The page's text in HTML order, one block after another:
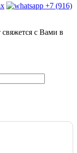
+7 (916)
с Вами в